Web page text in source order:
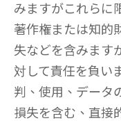
みますがこれらに
著作権または知的
失などを含みます
対して責任を負い
判、使用、データ
損失を含む、直接